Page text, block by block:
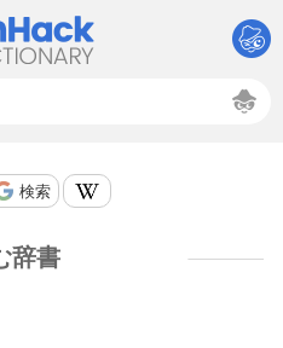
検索
辞書